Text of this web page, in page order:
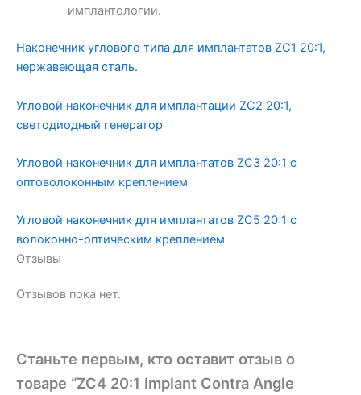
имплантологии.
Наконечник углового типа для имплантатов ZC1 20:1,
нержавеющая сталь.
Угловой наконечник для имплантации ZC2 20:1,
светодиодный генератор
Угловой наконечник для имплантатов ZC3 20:1 с
оптоволоконным креплением
Угловой наконечник для имплантатов ZC5 20:1 с
волоконно-оптическим креплением
Отзывы
Отзывов пока нет.
Станьте первым, кто оставит отзыв о
товаре “ZC4 20:1 Implant Contra Angle